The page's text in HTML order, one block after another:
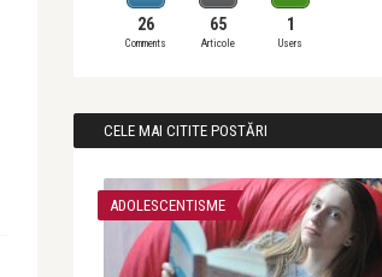
26
Comments
65
Articole
1
Users
CELE MAI CITITE POSTĂRI
ADOLESCENTISME